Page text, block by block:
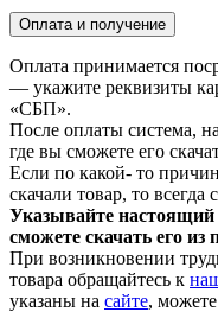
Оплата и получение
Оплата принимается
— укажите реквизиты
«СБП».
После оплаты система,
где вы сможете его
Если по какой- то
скачали товар, то всегда
Указывайте
сможете скачать его из
При возникновении
товара обращайтесь к
указаны на сайте,